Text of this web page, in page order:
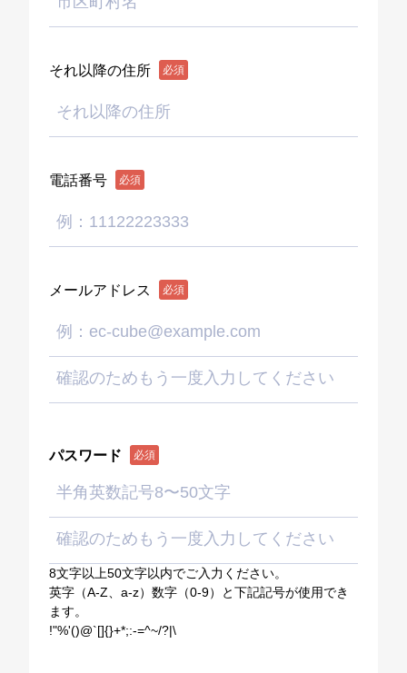
それ以降の住所 必須
電話番号 必須
メールアドレス 必須
パスワード 必須
8文字以上50文字以内でご入力ください。
英字（A-Z、a-z）数字（0-9）と下記記号が使用でき
ます。
!"%'()@`[]{}+*;:-=^~/?|\